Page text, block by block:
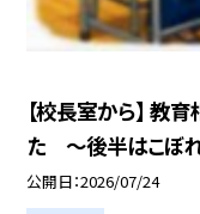
【校長室から】 教
た ～後半はこぼ
公開日 2026/07/24